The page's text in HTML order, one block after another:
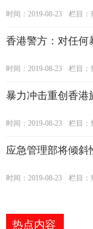
时间：2019-08-23 栏目：
香港警方：对任何
时间：2019-08-23 栏目：
暴力冲击重创香港
时间：2019-08-23 栏目：
应急管理部将倾斜
时间：2019-08-23 栏目：
热点内容